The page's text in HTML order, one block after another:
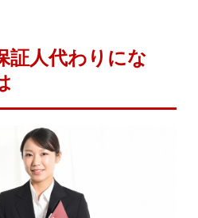
証人代わりにな